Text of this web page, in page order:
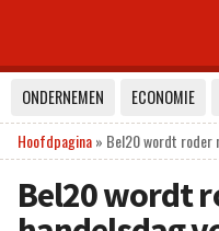
ONDERNEMEN ECONOMIE
Hoofdpagina» Bel20 wordt roder
Bel20 wordt